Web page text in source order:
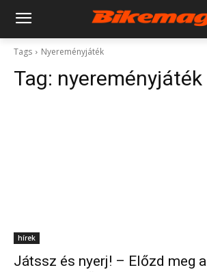
Tags Nyereményjáték
Tag: nyereményjáték
hírek
Játssz és nyerj! – Előzd meg a